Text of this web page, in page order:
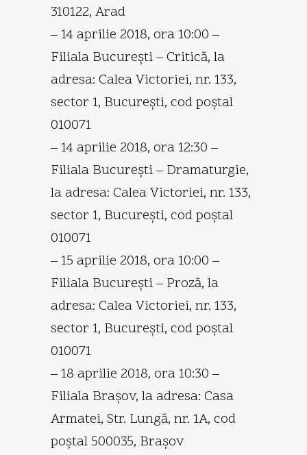
310122, Arad
– 14 aprilie 2018, ora 10:00 –
Filiala Bucureşti – Critică, la
adresa: Calea Victoriei, nr. 133,
sector 1, Bucureşti, cod poştal
010071
– 14 aprilie 2018, ora 12:30 –
Filiala Bucureşti – Dramaturgie,
la adresa: Calea Victoriei, nr. 133,
sector 1, Bucureşti, cod poştal
010071
– 15 aprilie 2018, ora 10:00 –
Filiala Bucureşti – Proză, la
adresa: Calea Victoriei, nr. 133,
sector 1, Bucureşti, cod poştal
010071
– 18 aprilie 2018, ora 10:30 –
Filiala Braşov, la adresa: Casa
Armatei, Str. Lungă, nr. 1A, cod
poştal 500035, Braşov